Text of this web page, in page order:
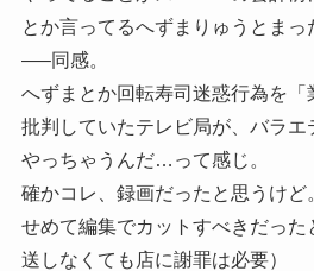
とか言ってるへずまりゅうとまっ
—–同感。
へずまとか回転寿司迷惑行為を「
批判していたテレビ局が、バラ
やっちゃうんだ…って感じ。
確かコレ、録画だったと思うけど
せめて編集でカットすべきだっ
送しなくても店に謝罪は必要）